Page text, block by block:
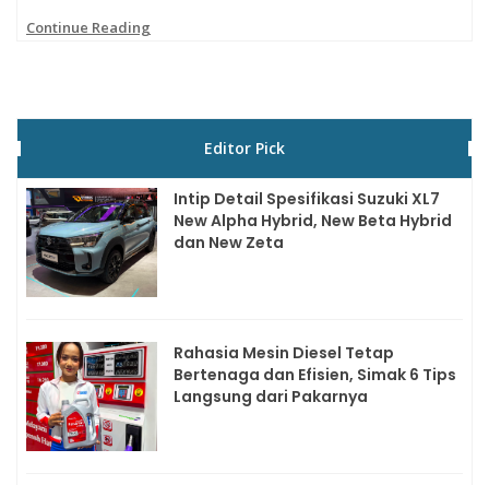
Continue Reading
Editor Pick
Intip Detail Spesifikasi Suzuki XL7
New Alpha Hybrid, New Beta Hybrid
dan New Zeta
Rahasia Mesin Diesel Tetap
Bertenaga dan Efisien, Simak 6 Tips
Langsung dari Pakarnya